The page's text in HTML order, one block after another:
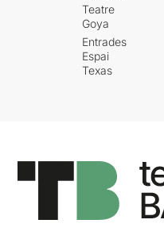
Teatre
Goya
Entrades
Espai
Texas